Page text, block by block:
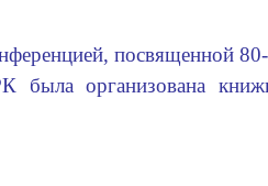
посвященной 80-
организована